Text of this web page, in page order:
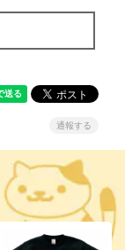
通報する